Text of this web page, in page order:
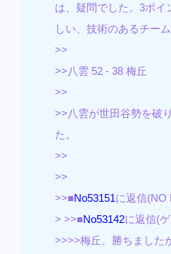
は、疑問でした。3ポイ
しい、技術のあるチー
>>
>>八雲 52 - 38 梅丘
>>
>>八雲が世田谷勢を破
た。
>>
>>
>>■No53151に返信(NO
> >>■No53142に返信(
>>>>梅丘、勝ちました